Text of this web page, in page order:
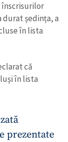
înscrisurilor
durat ședința, a
în lista
că
în lista
prezentate